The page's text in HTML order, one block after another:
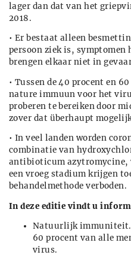
lager dan dat van het
2018.
• Er bestaat alleen
persoon ziek is, symptomen
brengen elkaar niet in
• Tussen de 40 procent en
nature immuun voor het
proberen te bereiken door
zover dat überhaupt
• In veel landen worden
combinatie van
antibioticum azytromycine,
een vroeg stadium krijgen
behandelmethode verboden.
In deze editie vindt u
Natuurlijk immuniteit.
60 procent van alle
virus.